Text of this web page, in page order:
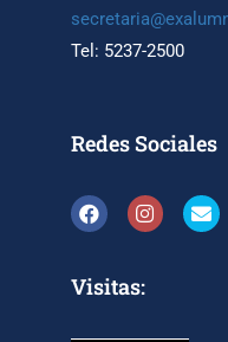
Tel: 5237-2500
Redes Sociales
Visitas: